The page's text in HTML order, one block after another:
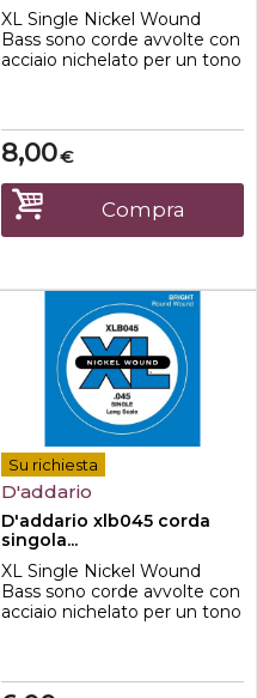
XL Single Nickel Wound
Bass sono corde avvolte con
acciaio nichelato per un tono
€
8,00
Compra
Su richiesta
D'addario
D'addario xlb045 corda
singola...
XL Single Nickel Wound
Bass sono corde avvolte con
acciaio nichelato per un tono